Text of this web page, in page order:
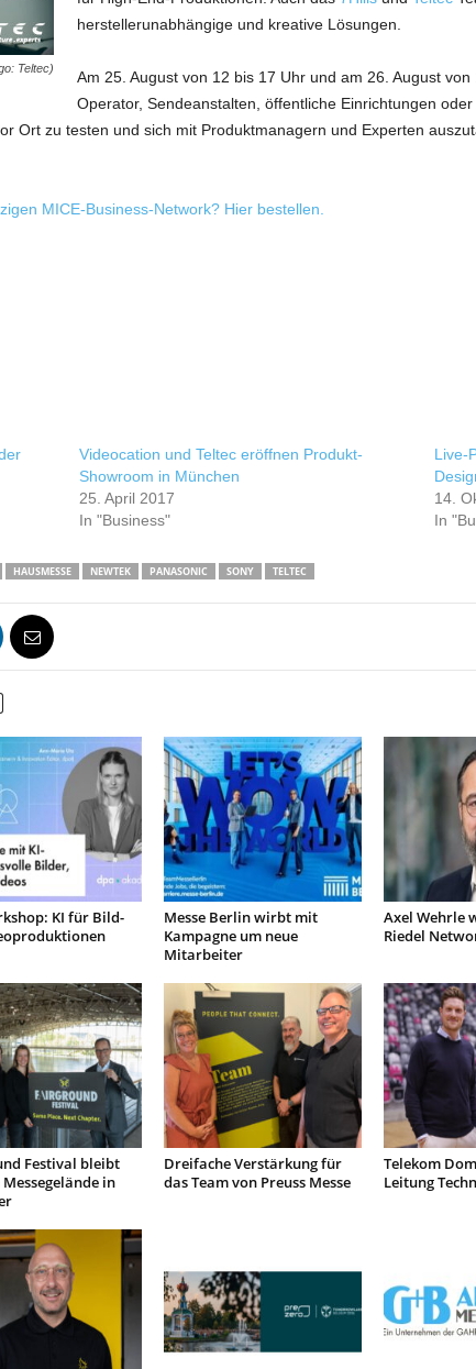
Teltec)
herstellerunabhängige und kreative Lösungen.
Am 25. August von 12 bis 17 Uhr und am 26. August
Operator, Sendeanstalten, öffentliche Einrichtungen
Ort zu testen und sich mit Produktmanagern und Experten
MICE-Business-Network? Hier bestellen.
Videocation und Teltec eröffnen Produkt-
Showroom in München
25. April 2017
In "Business"
Live-
14.
In
HAUSMESSE NEWTEK PANASONIC SONY TELTEC
KI für Bild-
Messe Berlin wirbt mit
Kampagne um neue
Mitarbeiter
Axel Wehrle
Riedel
Festival bleibt
in
Dreifache Verstärkung für
das Team von Preuss Messe
Telekom
Leitung